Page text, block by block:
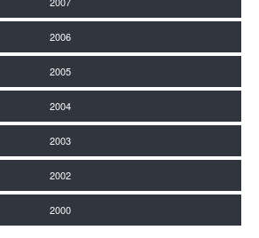
2006
2005
2004
2003
2002
2000